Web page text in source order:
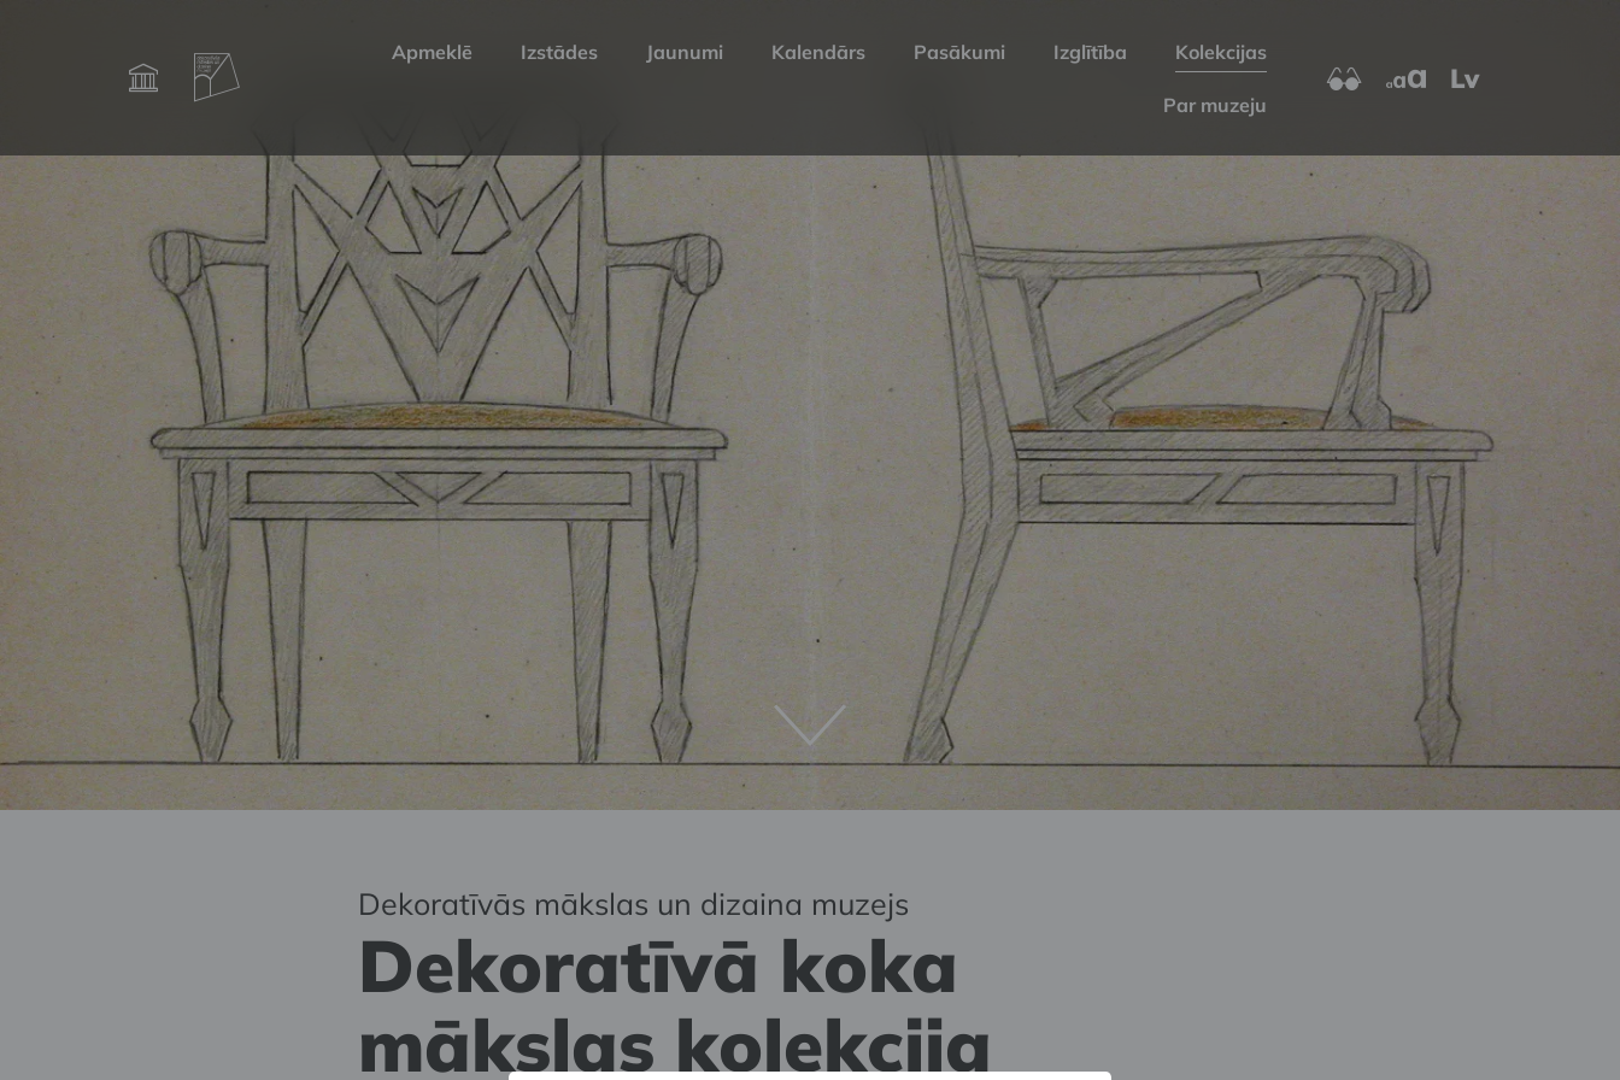
Apmeklē Izstādes Jaunumi Kalendārs Pasākumi Izglītība Kolekcijas
Par muzeju
Lv
Dekoratīvās mākslas un dizaina muzejs
Dekoratīvā koka
mākslas kolekcija